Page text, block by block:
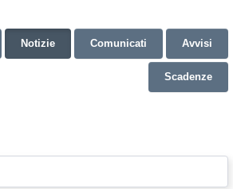
Notizie Comunicati Avvisi
Scadenze